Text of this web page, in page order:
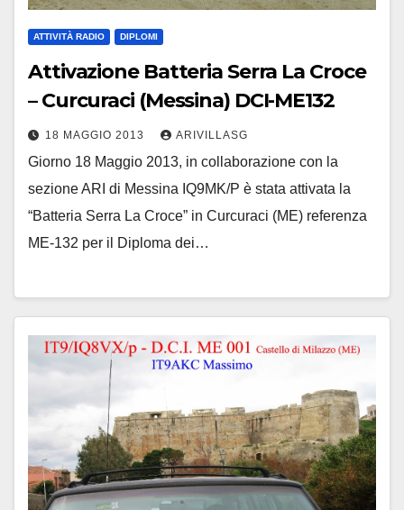
ATTIVITÀ RADIO DIPLOMI
Attivazione Batteria Serra La Croce
– Curcuraci (Messina) DCI-ME132
18 MAGGIO 2013 ARIVILLASG
Giorno 18 Maggio 2013, in collaborazione con la
sezione ARI di Messina IQ9MK/P è stata attivata la
“Batteria Serra La Croce” in Curcuraci (ME) referenza
ME-132 per il Diploma dei…